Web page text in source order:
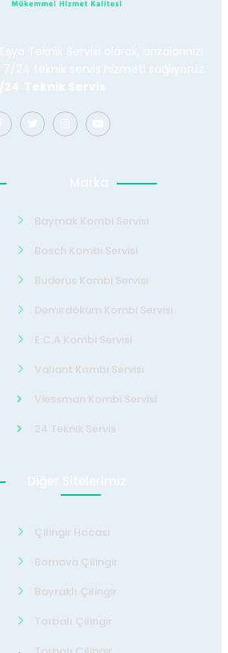
Teknik Servisi olarak, arızalarınızı
24 teknik servis hizmeti sağlıyoruz.
24 Teknik Servis
Marka
Baymak Kombi Servisi
Bosch Kombi Servisi
Buderus Kombi Servisi
Demirdöküm Kombi Servisi
E.C.A Kombi Servisi
Valiant Kombi Servisi
Viessman Kombi Servisi
24 Teknik Servis
Diğer Sitelerimiz
Çilingir Hocası
Bornova Çilingir
Bayraklı Çilingir
Torbalı Çilingir